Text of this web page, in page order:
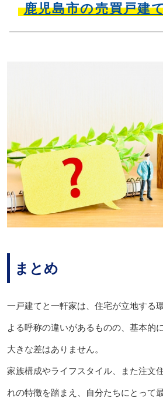
鹿児島市の売買戸建
まとめ
一戸建てと一軒家は、住宅が立地する
よる呼称の違いがあるものの、基本的
大きな差はありません。
家族構成やライフスタイル、また注文
れの特徴を踏まえ、自分たちにとって